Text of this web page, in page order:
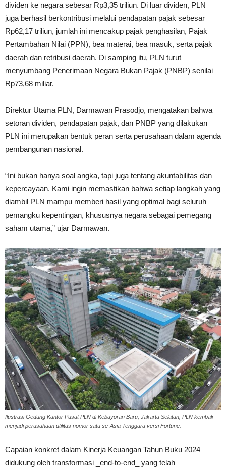
dividen ke negara sebesar Rp3,35 triliun. Di luar dividen, PLN
juga berhasil berkontribusi melalui pendapatan pajak sebesar
Rp62,17 triliun, jumlah ini mencakup pajak penghasilan, Pajak
Pertambahan Nilai (PPN), bea materai, bea masuk, serta pajak
daerah dan retribusi daerah. Di samping itu, PLN turut
menyumbang Penerimaan Negara Bukan Pajak (PNBP) senilai
Rp73,68 miliar.
Direktur Utama PLN, Darmawan Prasodjo, mengatakan bahwa
setoran dividen, pendapatan pajak, dan PNBP yang dilakukan
PLN ini merupakan bentuk peran serta perusahaan dalam agenda
pembangunan nasional.
“Ini bukan hanya soal angka, tapi juga tentang akuntabilitas dan
kepercayaan. Kami ingin memastikan bahwa setiap langkah yang
diambil PLN mampu memberi hasil yang optimal bagi seluruh
pemangku kepentingan, khususnya negara sebagai pemegang
saham utama,” ujar Darmawan.
Ilustrasi Gedung Kantor Pusat PLN di Kebayoran Baru, Jakarta Selatan, PLN kembali
menjadi perusahaan utilitas nomor satu se-Asia Tenggara versi Fortune.
Capaian konkret dalam Kinerja Keuangan Tahun Buku 2024
didukung oleh transformasi _end-to-end_ yang telah